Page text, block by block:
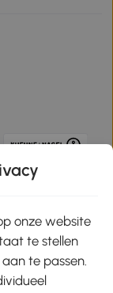
korting!
onze website
te stellen
te passen.